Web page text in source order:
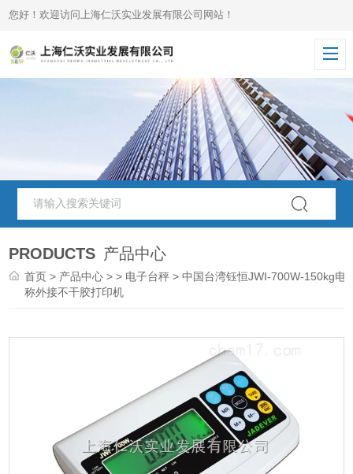
您好！欢迎访问上海仁沃实业发展有限公司网站！
PRODUCTS 产品中心
首页 > 产品中心 > > 电子台秤 > 中国台湾钰恒JWI-700W-150kg电
称外接不干胶打印机